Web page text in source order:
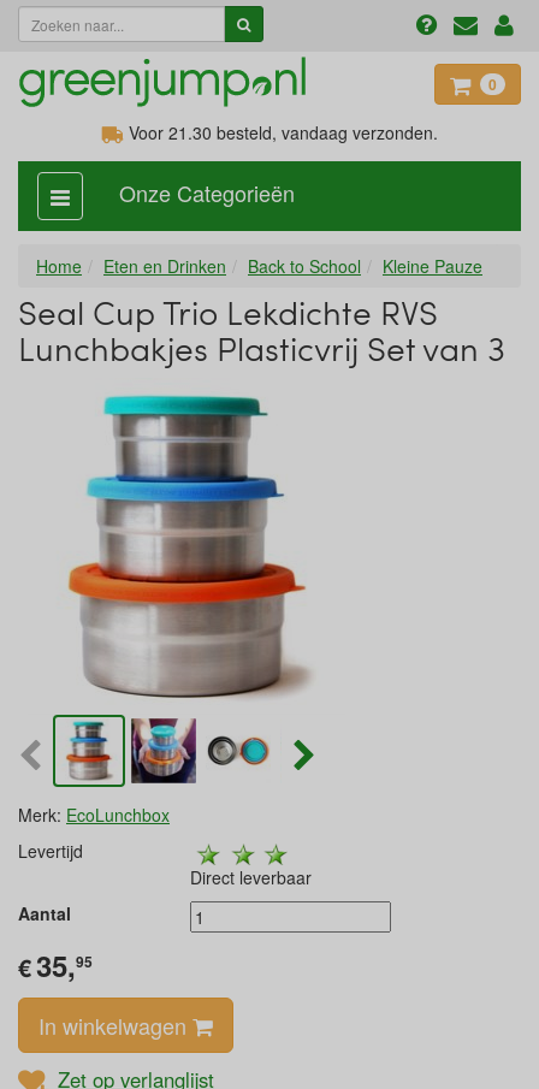
0
Voor 21.30 besteld, vandaag verzonden.
categorie
aan,
Onze Categorieën
Home Eten en Drinken Back to School Kleine Pauze
Seal Cup Trio Lekdichte RVS
Lunchbakjes Plasticvrij Set van 3
Merk: EcoLunchbox
Levertijd
Direct leverbaar
Aantal
€35,95
In winkelwagen
Zet op verlanglijst